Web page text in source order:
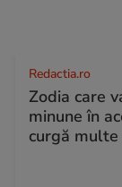
Redactia.ro
Zodia care
minune în
curgă